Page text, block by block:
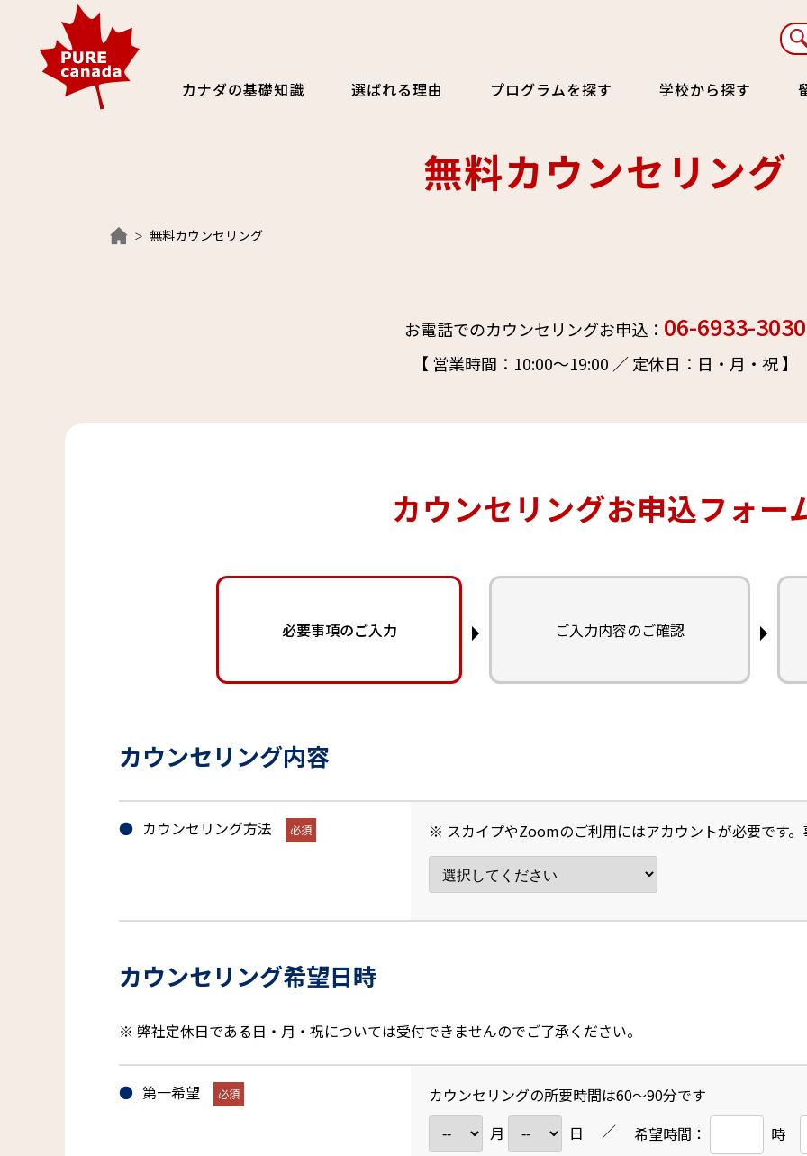
カナダの基礎知識 選ばれる理由 プログラムを探す 学校から探す
無料カウンセリング
無料カウンセリング
お電話でのカウンセリングお申込 ： 06-6933-3030
【 営業時間：10:00～19:00 ／ 定休日：日・月・祝 】
カウンセリングお申込フォー
必要事項のご入力 ご入力内容のご確認
カウンセリング内容
カウンセリング方法 ※ スカイプやZoomのご利用にはアカウントが必要です
カウンセリング希望日時
※ 弊社定休日である日・月・祝については受付できませんのでご了承ください。
第一希望
カウンセリングの所要時間は60～90分です
月
日 ／ 希望時間： 時